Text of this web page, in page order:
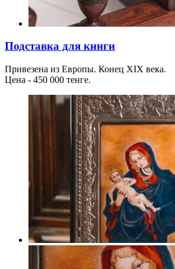
Подставка для книги
Привезена из Европы. Конец XIX века.
Цена - 450 000 тенге.